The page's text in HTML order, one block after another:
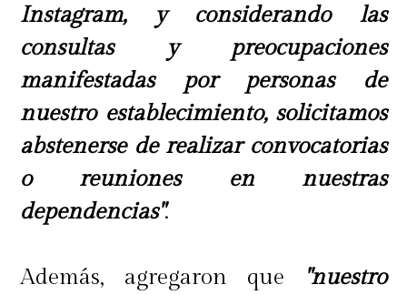
Instagram, y considerando las
consultas y preocupaciones
manifestadas por personas de
nuestro establecimiento, solicitamos
abstenerse de realizar convocatorias
o reuniones en nuestras
dependencias".
Además, agregaron que "nuestro